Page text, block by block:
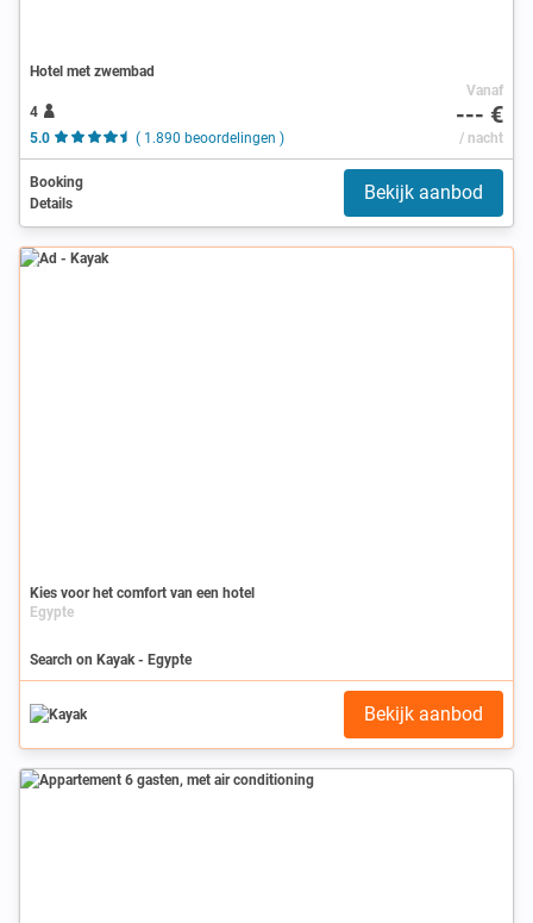
Hotel met zwembad
4
5.0
( 1.890 beoordelingen )
Vanaf
--- €
/ nacht
Booking
Details
Bekijk aanbod
Ad
Kies voor het comfort van een hotel
Egypte
Search on Kayak - Egypte
Bekijk aanbod